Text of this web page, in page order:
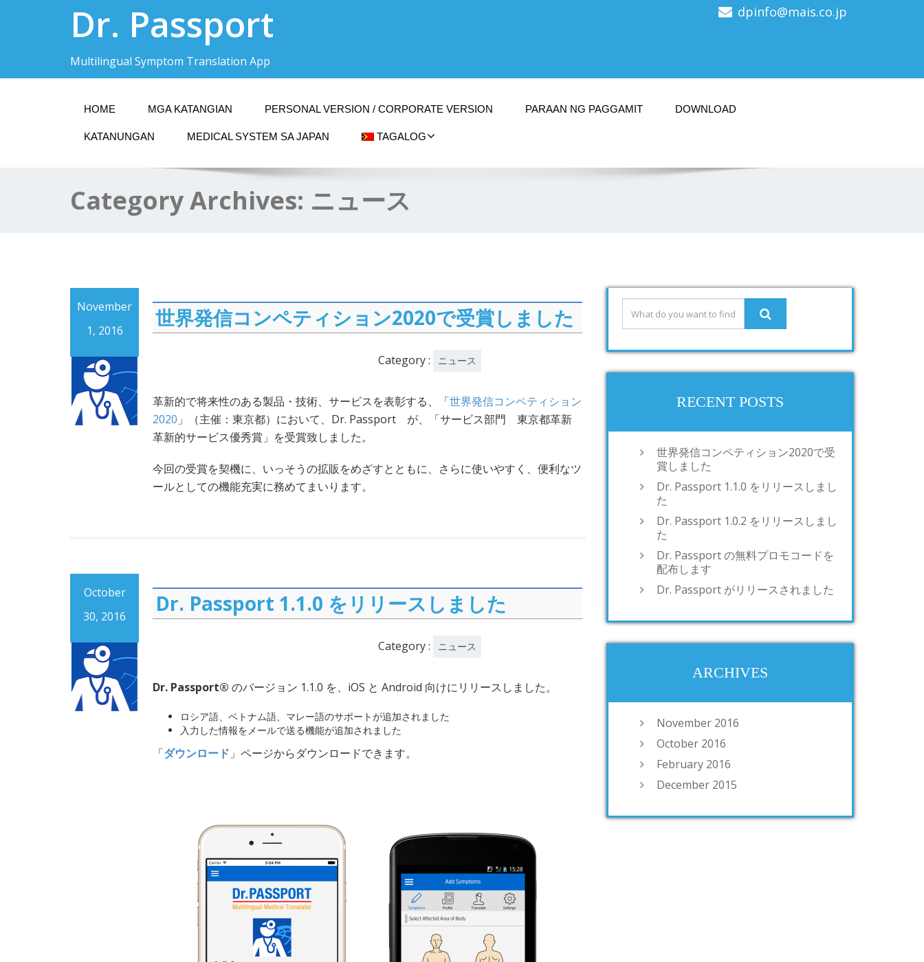
Dr. Passport
Multilingual Symptom Translation App
dpinfo@mais.co.jp
HOME MGA KATANGIAN PERSONAL VERSION / CORPORATE VERSION PARAAN NG PAGGAMIT DOWNLOAD
KATANUNGAN MEDICAL SYSTEM SA JAPAN TAGALOG
Category Archives: ニュース
November
1, 2016
世界発信コンペティション2020で受賞しました
Category : ニュース
革新的で将来性のある製品・技術、サービスを表彰する、「世界発信コンペティション
2020 」（主催：東京都）において、Dr. Passport が、「サービス部門 東京都革新
革新的サービス優秀賞」を受賞致しました。
今回の受賞を契機に、いっそうの拡販をめざすとともに、さらに使いやすく、便利なツ
ールとしての機能充実に務めてまいります。
October
30, 2016
Dr. Passport 1.1.0 をリリースしました
Category : ニュース
Dr. Passport® のバージョン 1.1.0 を、iOS と Android 向けにリリースしました。
ロシア語、ベトナム語、マレー語のサポートが追加されました
入力した情報をメールで送る機能が追加されました
「ダウンロード 」ページからダウンロードできます。
RECENT POSTS
世界発信コンペティション2020で受
賞しました
Dr. Passport 1.1.0 をリリースしまし
た
Dr. Passport 1.0.2 をリリースしまし
た
Dr. Passport の無料プロモコードを
配布します
Dr. Passport がリリースされました
ARCHIVES
November 2016
October 2016
February 2016
December 2015